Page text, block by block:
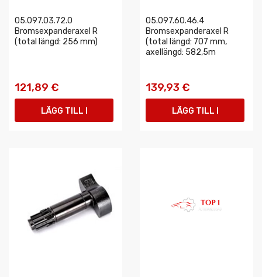
05.097.03.72.0
Bromsexpanderaxel R
(total längd: 256 mm)
121,89 €
LÄGG TILL I
05.097.60.46.4
Bromsexpanderaxel R
(total längd: 707 mm,
axellängd: 582,5m
139,93 €
LÄGG TILL I